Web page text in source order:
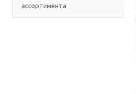
ассортимента